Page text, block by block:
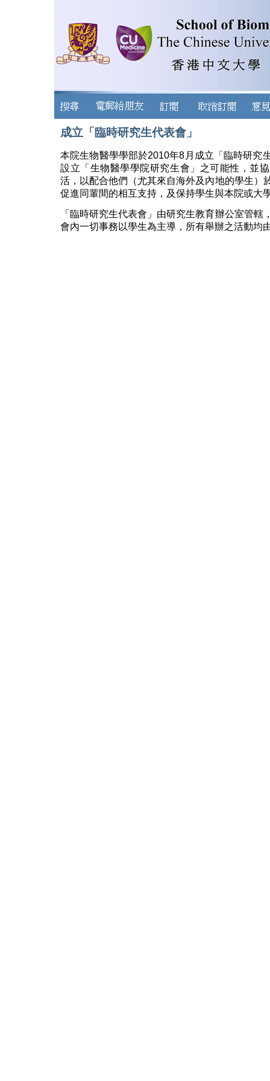
成立「臨時研究生代表會」
本院生物醫學學部於2010年8月成立「臨時研究
設立「生物醫學學院研究生會」之可能性，並
活，以配合他們（尤其來自海外及內地的學生）
促進同輩間的相互支持，及保持學生與本院或大
「臨時研究生代表會」由研究生教育辦公室管轄
會內一切事務以學生為主導，所有舉辦之活動均